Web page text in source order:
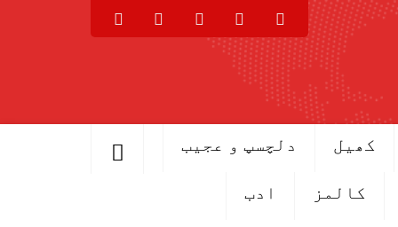
کھیل دلچسپ و عجیب
کالمز ادب